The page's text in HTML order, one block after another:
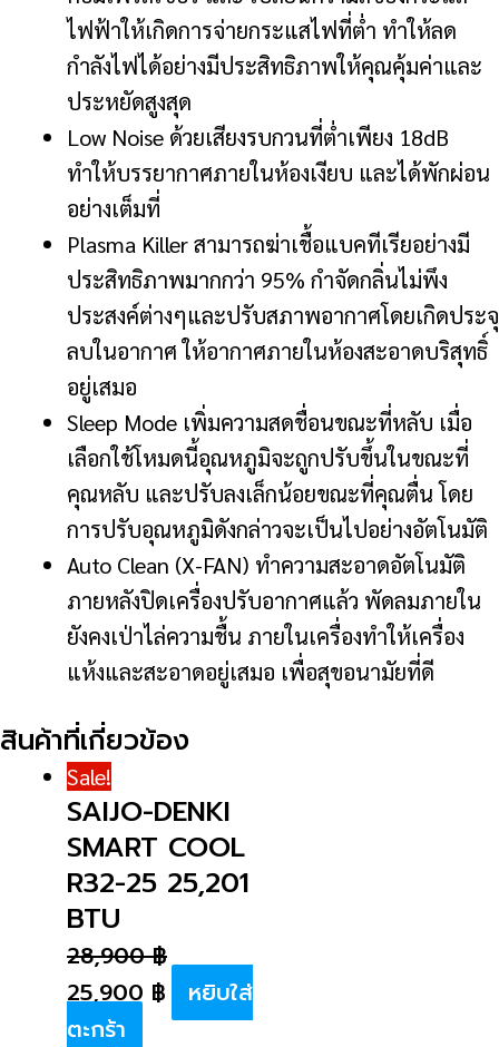
ไฟฟ้าให้เกิดการจ่ายกระแสไฟที่ต่ำ ทำให้ลด
กำลังไฟได้อย่างมีประสิทธิภาพให้คุณคุ้มค่าและ
ประหยัดสูงสุด
Low Noise ด้วยเสียงรบกวนที่ต่ำเพียง 18dB
ทำให้บรรยากาศภายในห้องเงียบ และได้พักผ่อน
อย่างเต็มที่
Plasma Killer สามารถฆ่าเชื้อแบคทีเรียอย่างมี
ประสิทธิภาพมากกว่า 95% กำจัดกลิ่นไม่พึง
ประสงค์ต่างๆและปรับสภาพอากาศโดยเกิดประจุ
ลบในอากาศ ให้อากาศภายในห้องสะอาดบริสุทธิ์
อยู่เสมอ
Sleep Mode เพิ่มความสดชื่อนขณะที่หลับ เมื่อ
เลือกใช้โหมดนี้อุณหภูมิจะถูกปรับขึ้นในขณะที่
คุณหลับ และปรับลงเล็กน้อยขณะที่คุณตื่น โดย
การปรับอุณหภูมิดังกล่าวจะเป็นไปอย่างอัตโนมัติ
Auto Clean (X-FAN) ทำความสะอาดอัตโนมัติ
ภายหลังปิดเครื่องปรับอากาศแล้ว พัดลมภายใน
ยังคงเป่าไล่ความชื้น ภายในเครื่องทำให้เครื่อง
แห้งและสะอาดอยู่เสมอ เพื่อสุขอนามัยที่ดี
สินค้าที่เกี่ยวข้อง
Sale!
SAIJO-DENKI
SMART COOL
R32-25 25,201
BTU
28,900฿
25,900 ฿
หยิบใส่
ตะกร้า